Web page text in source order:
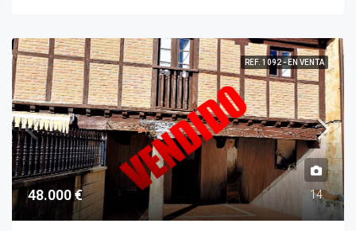
REF. 1092 - EN VENTA
48.000 € 14